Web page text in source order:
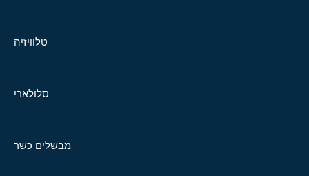
טלוויזיה
סלולארי
מבשלים כשר